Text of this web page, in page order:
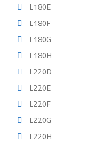
L180E
L180F
L180G
L180H
L220D
L220E
L220F
L220G
L220H